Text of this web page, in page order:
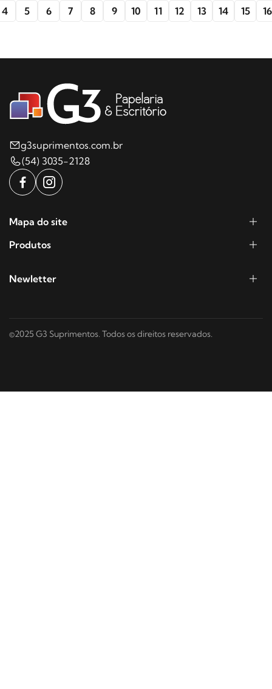
4 5 6 7 8 9 10 11 12 13 14 15 16
g3suprimentos.com.br
(54) 3035-2128
Mapa do site
Produtos
Newletter
©2025 G3 Suprimentos. Todos os direitos reservados.